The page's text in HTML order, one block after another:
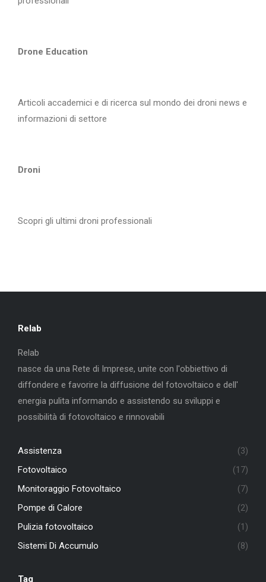
Drone Education
Articoli accademici e di ricerca sul mondo dei droni news e
informazioni di settore
Droni
Scopri gli ultimi droni professionali
Relab
Relab
nasce da una Rete di Imprese, unite con l'obbiettivo di
diffondere e favorire la diffusione del fotovoltaico e dell'
energia pulita informando e assistendo su sviluppi e
possibilità di fotovoltaico e rinnovabili
Assistenza
(3)
Fotovoltaico
(17)
Monitoraggio Fotovoltaico
(7)
Pompe di Calore
(2)
Pulizia fotovoltaico
(1)
Sistemi Di Accumulo
(8)
Tag